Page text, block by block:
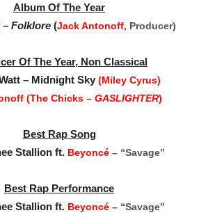
Album Of The Year
– Folklore (Jack Antonoff, Producer)
Of The Year, Non Classical
– Midnight Sky (Miley Cyrus)
(The Chicks – GASLIGHTER)
Best Rap Song
Stallion ft. Beyoncé – “Savage”
Best Rap Performance
Stallion ft. Beyoncé – “Savage”